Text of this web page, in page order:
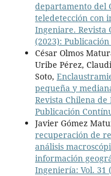
departamento del
teledetección con
Ingeniare. Revista
(2023):
César Olmos
Uribe Pérez,
Soto,
pequeña y
Revista Chilena
Publicación
Javier Gómez
recuperación de
análisis
información
Ingeniería: Vol. 31